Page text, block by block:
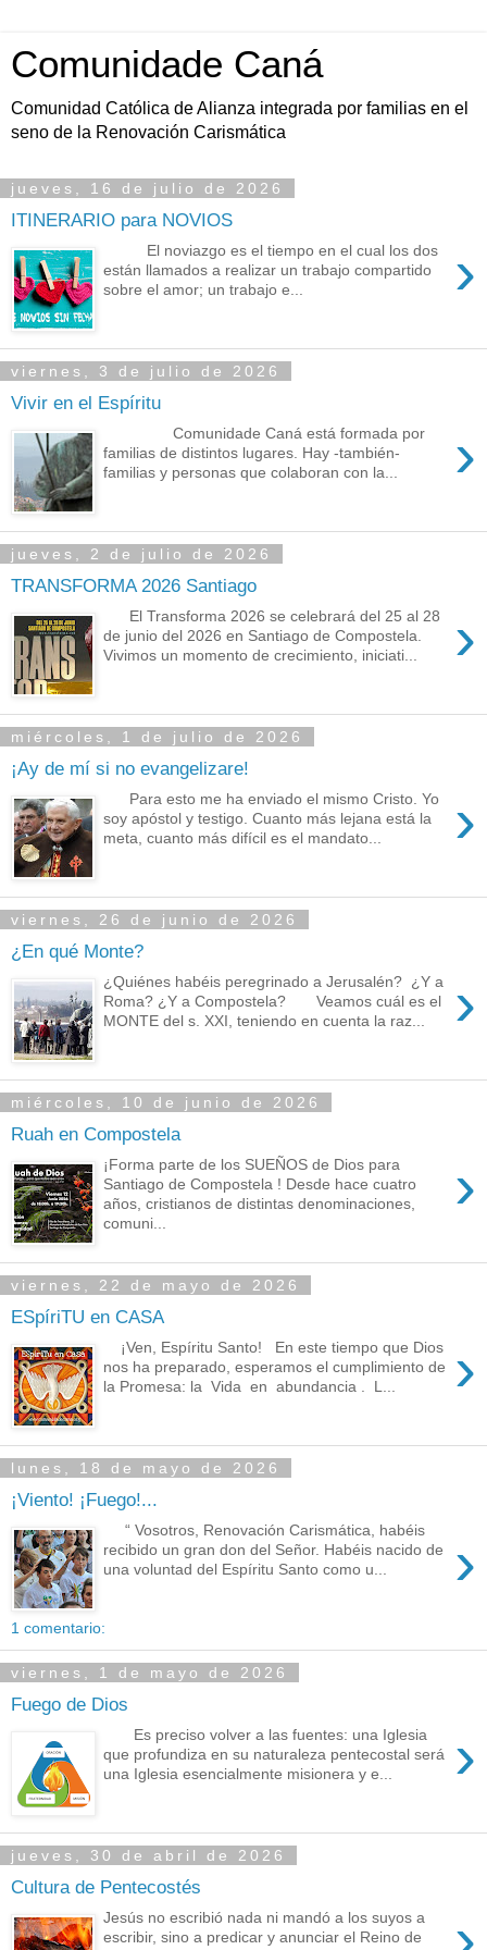
Comunidade Caná
Comunidad Católica de Alianza integrada por familias en el
seno de la Renovación Carismática
jueves, 16 de julio de 2026
ITINERARIO para NOVIOS
›
El noviazgo es el tiempo en el cual los dos
están llamados a realizar un trabajo compartido
sobre el amor; un trabajo e...
viernes, 3 de julio de 2026
Vivir en el Espíritu
›
Comunidade Caná está formada por
familias de distintos lugares. Hay -también-
familias y personas que colaboran con la...
jueves, 2 de julio de 2026
TRANSFORMA 2026 Santiago
›
El Transforma 2026 se celebrará del 25 al 28
de junio del 2026 en Santiago de Compostela.
Vivimos un momento de crecimiento, iniciati...
miércoles, 1 de julio de 2026
¡Ay de mí si no evangelizare!
›
Para esto me ha enviado el mismo Cristo. Yo
soy apóstol y testigo. Cuanto más lejana está la
meta, cuanto más difícil es el mandato...
viernes, 26 de junio de 2026
¿En qué Monte?
›
¿Quiénes habéis peregrinado a Jerusalén? ¿Y a
Roma? ¿Y a Compostela? Veamos cuál es el
MONTE del s. XXI, teniendo en cuenta la raz...
miércoles, 10 de junio de 2026
Ruah en Compostela
›
¡Forma parte de los SUEÑOS de Dios para
Santiago de Compostela ! Desde hace cuatro
años, cristianos de distintas denominaciones,
comuni...
viernes, 22 de mayo de 2026
ESpíriTU en CASA
›
¡Ven, Espíritu Santo! En este tiempo que Dios
nos ha preparado, esperamos el cumplimiento de
la Promesa: la Vida en abundancia . L...
lunes, 18 de mayo de 2026
¡Viento! ¡Fuego!...
›
“ Vosotros, Renovación Carismática, habéis
recibido un gran don del Señor. Habéis nacido de
una voluntad del Espíritu Santo como u...
1 comentario:
viernes, 1 de mayo de 2026
Fuego de Dios
›
Es preciso volver a las fuentes: una Iglesia
que profundiza en su naturaleza pentecostal será
una Iglesia esencialmente misionera y e...
jueves, 30 de abril de 2026
Cultura de Pentecostés
Jesús no escribió nada ni mandó a los suyos a
escribir, sino a predicar y anunciar el Reino de